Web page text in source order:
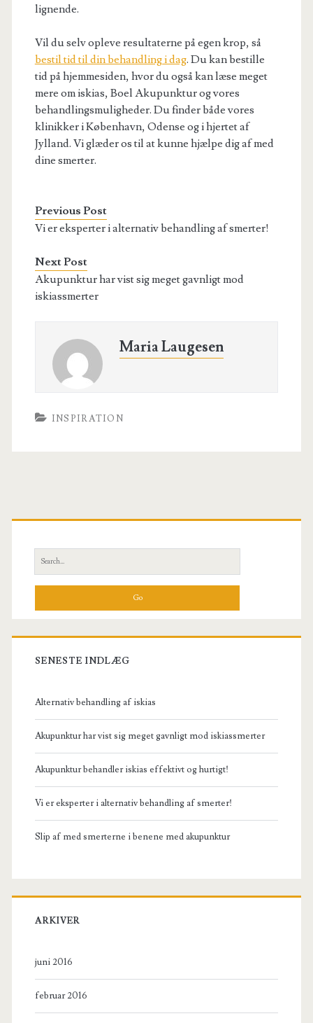
lignende.
Vil du selv opleve resultaterne på egen krop, så
bestil tid til din behandling i dag. Du kan bestille
tid på hjemmesiden, hvor du også kan læse meget
mere om iskias, Boel Akupunktur og vores
behandlingsmuligheder. Du finder både vores
klinikker i København, Odense og i hjertet af
Jylland. Vi glæder os til at kunne hjælpe dig af med
dine smerter.
Previous Post
Vi er eksperter i alternativ behandling af smerter!
Next Post
Akupunktur har vist sig meget gavnligt mod
iskiassmerter
Maria Laugesen
INSPIRATION
Primary
Sidebar
Search
for:
SENESTE INDLÆG
Alternativ behandling af iskias
Akupunktur har vist sig meget gavnligt mod iskiassmerter
Akupunktur behandler iskias effektivt og hurtigt!
Vi er eksperter i alternativ behandling af smerter!
Slip af med smerterne i benene med akupunktur
ARKIVER
juni 2016
februar 2016